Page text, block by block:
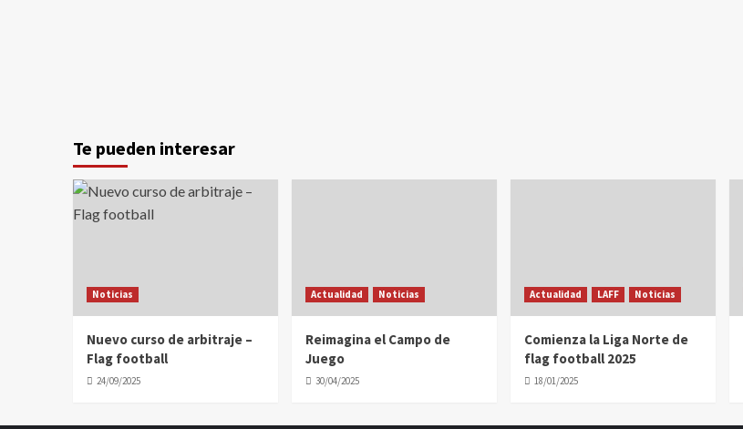
Te pueden interesar
Noticias
Nuevo curso de arbitraje –
Flag football
24/09/2025
Actualidad Noticias
Reimagina el Campo de
Juego
30/04/2025
Actualidad LAFF Noticias
Comienza la Liga Norte de
flag football 2025
18/01/2025